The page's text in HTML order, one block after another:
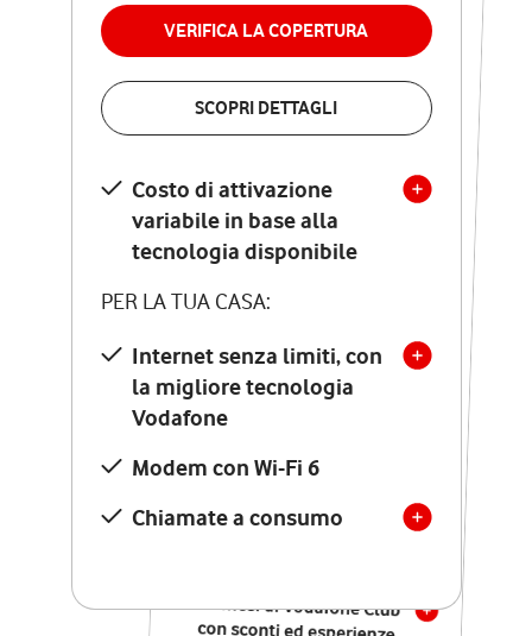
VERIFICA LA COPERTURA
SCOPRI DETTAGLI
Costo di attivazione
variabile in base alla
tecnologia disponibile
PER LA TUA CASA:
Internet senza limiti, con
la migliore tecnologia
Vodafone
Modem con Wi-Fi 6
Chiamate a consumo
permanenza
VERIFICA LA COPERTURA
Costo di attivazione
variabile in base alla
tecnologia disponibile
PER LA TUA CASA:
Internet senza limiti, con
la migliore tecnologia
Vodafone
Modem Seven con Wi-Fi 7
Chiamate illimitate verso
numeri fissi e mobili
nazionali
12 mesi di Vodafone Club
con sconti ed esperienze
esclusive, poi si disattiva